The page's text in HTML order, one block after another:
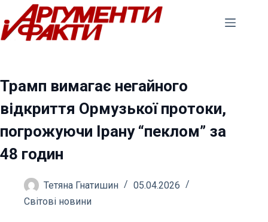
Перейти
до
вмісту
Трамп вимагає негайного
відкриття Ормузької протоки,
погрожуючи Ірану “пеклом” за
48 годин
Тетяна Гнатишин
05.04.2026
Світові новини